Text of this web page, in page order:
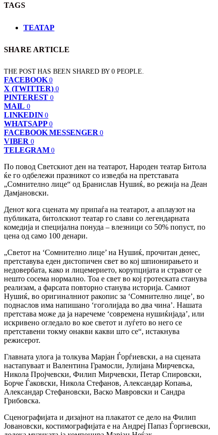
TAGS
ТЕАТАР
SHARE ARTICLE
THE POST HAS BEEN SHARED BY0 PEOPLE.
FACEBOOK 0
X (TWITTER) 0
PINTEREST 0
MAIL 0
LINKEDIN 0
WHATSAPP 0
FACEBOOK MESSENGER 0
VIBER 0
TELEGRAM 0
По повод Светскиот ден на театарот, Народен театар Битола
ќе го одбележи празникот со изведба на претставата
„Сомнително лице“ од Бранислав Нушиќ, во режија на Деан
Дамјановски.
Денот кога сцената му припаѓа на театарот, а аплаузот на
публиката, битолскиот театар го слави со легендарната
комедија и специјална понуда – влезници со 50% попуст, по
цена од само 100 денари.
„Светот на ‘Сомнително лице’ на Нушиќ, прочитан денес,
претставува еден дистопичен свет во кој шпионирањето и
недовербата, како и лицемерието, корупцијата и стравот се
нешто сосема нормално. Тоа е свет во кој гротеската станува
реализам, а фарсата повторно станува историја. Самиот
Нушиќ, во оригиналниот ракопис за ‘Сомнително лице’, во
поднаслов има напишано ‘гоголијада во два чина’. Нашата
претстава може да ја наречеме ‘современа нушиќијада’, или
искривено огледало во кое светот и луѓето во него се
претставени токму онакви какви што се“, истакнува
режисерот.
Главната улога ја толкува Марјан Ѓорѓиевски, а на сцената
настапуваат и Валентина Грамосли, Јулијана Мирчевска,
Никола Пројчевски, Филип Мирчевски, Петар Спировски,
Борче Ѓаковски, Никола Стефанов, Александар Копања,
Александар Стефановски, Васко Мавровски и Сандра
Грибовска.
Сценографијата и дизајнот на плакатот се дело на Филип
Јовановски, костимографијата е на Андреј Папаз Ѓоргиевски,